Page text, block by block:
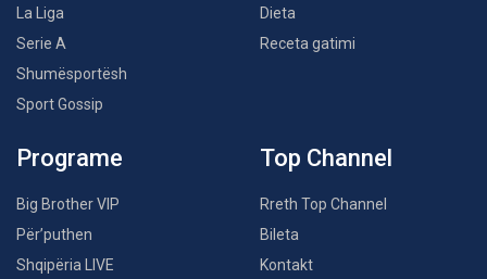
La Liga
Serie A
Shumësportësh
Sport Gossip
Dieta
Receta gatimi
Programe
Big Brother VIP
Për’puthen
Shqipëria LIVE
Top Channel
Rreth Top Channel
Bileta
Kontakt